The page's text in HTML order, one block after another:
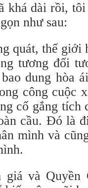
khá dài rồi,
như sau:
quát, thế
tương đối
dung hòa
công cuộc
cố gắng tích
cầu. Đó là
mình và
và Quyền